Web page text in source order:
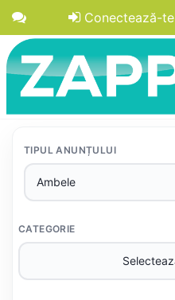
Conectează-te
TIPUL ANUNȚULUI
CATEGORIE